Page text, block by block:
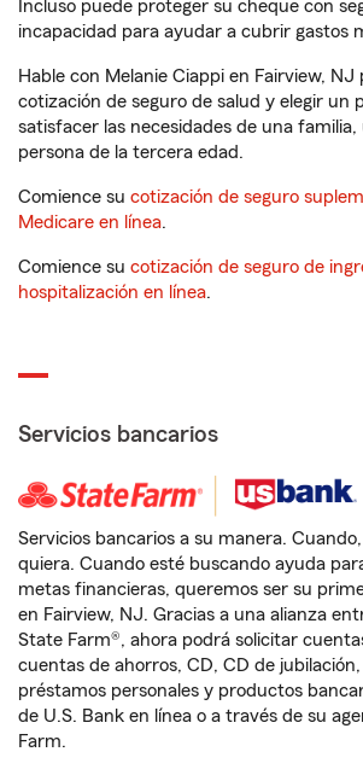
Incluso puede proteger su cheque con
incapacidad para ayudar a cubrir gastos
Hable con Melanie Ciappi en Fairview,
cotización de seguro de salud y elegir un
satisfacer las necesidades de una
persona de la tercera edad.
Comience su cotización de seguro
Medicare en línea.
Comience su cotización de seguro de
hospitalización en línea.
Servicios bancarios
Servicios bancarios a su manera.
quiera. Cuando esté buscando ayuda
metas financieras, queremos ser su
en Fairview, NJ. Gracias a una alianza
State Farm®, ahora podrá solicitar
cuentas de ahorros, CD, CD de
préstamos personales y productos
de U.S. Bank en línea o a través de su
Farm.